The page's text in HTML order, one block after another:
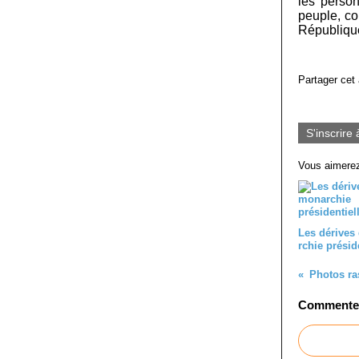
peuple,
Partager cet
S'inscrire
Vous
Les dérives
rchie